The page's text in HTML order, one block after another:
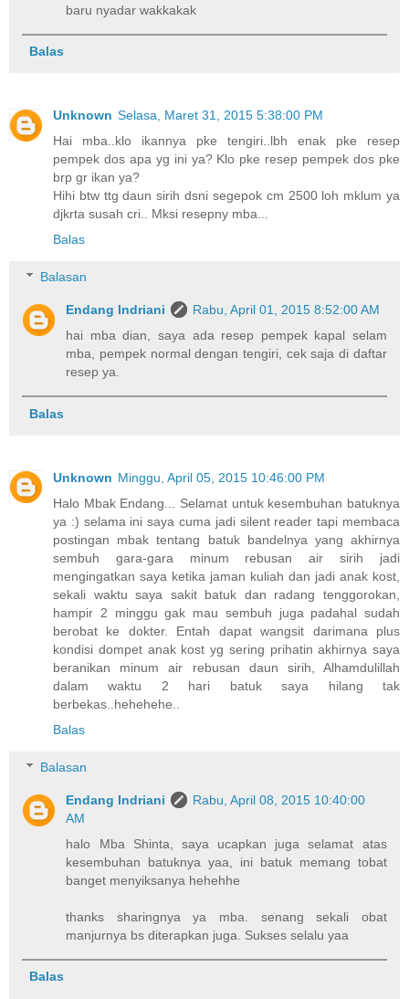
baru nyadar wakkakak
Balas
Unknown Selasa, Maret 31, 2015 5:38:00 PM
Hai mba..klo ikannya pke tengiri..lbh enak pke resep
pempek dos apa yg ini ya? Klo pke resep pempek dos pke
brp gr ikan ya?
Hihi btw ttg daun sirih dsni segepok cm 2500 loh mklum ya
djkrta susah cri.. Mksi resepny mba...
Balas
Balasan
Endang Indriani
Rabu, April 01, 2015 8:52:00 AM
hai mba dian, saya ada resep pempek kapal selam
mba, pempek normal dengan tengiri, cek saja di daftar
resep ya.
Balas
Unknown Minggu, April 05, 2015 10:46:00 PM
Halo Mbak Endang... Selamat untuk kesembuhan batuknya
ya :) selama ini saya cuma jadi silent reader tapi membaca
postingan mbak tentang batuk bandelnya yang akhirnya
sembuh gara-gara minum rebusan air sirih jadi
mengingatkan saya ketika jaman kuliah dan jadi anak kost,
sekali waktu saya sakit batuk dan radang tenggorokan,
hampir 2 minggu gak mau sembuh juga padahal sudah
berobat ke dokter. Entah dapat wangsit darimana plus
kondisi dompet anak kost yg sering prihatin akhirnya saya
beranikan minum air rebusan daun sirih, Alhamdulillah
dalam waktu 2 hari batuk saya hilang tak
berbekas..hehehehe..
Balas
Balasan
Endang Indriani
Rabu, April 08, 2015 10:40:00
AM
halo Mba Shinta, saya ucapkan juga selamat atas
kesembuhan batuknya yaa, ini batuk memang tobat
banget menyiksanya hehehhe
thanks sharingnya ya mba. senang sekali obat
manjurnya bs diterapkan juga. Sukses selalu yaa
Balas